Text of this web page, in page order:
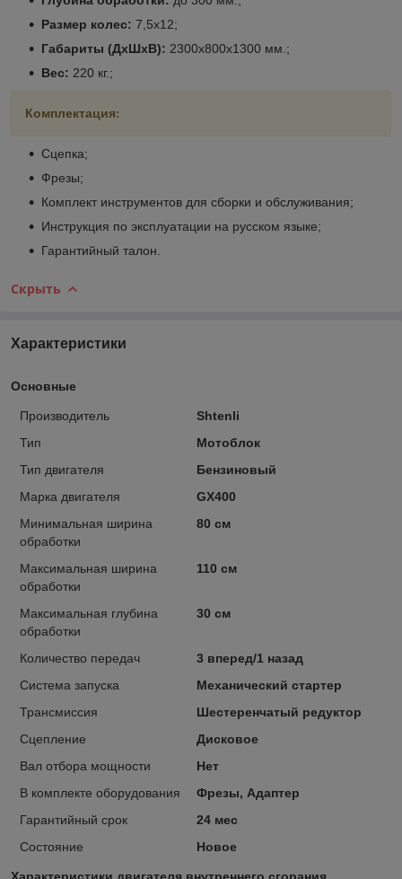
Размер колес: 7,5х12;
Габариты (ДхШхВ): 2300x800x1300 мм.;
Вес: 220 кг.;
Комплектация:
Сцепка;
Фрезы;
Комплект инструментов для сборки и обслуживания;
Инструкция по эксплуатации на русском языке;
Гарантийный талон.
Скрыть
Характеристики
Основные
Производитель
Shtenli
Тип
Мотоблок
Тип двигателя
Бензиновый
Марка двигателя
GX400
Минимальная ширина
обработки
80 см
Максимальная ширина
обработки
110 см
Максимальная глубина
обработки
30 см
Количество передач
3 вперед/1 назад
Система запуска
Механический стартер
Трансмиссия
Шестеренчатый редуктор
Сцепление
Дисковое
Вал отбора мощности
Нет
В комплекте оборудования
Фрезы, Адаптер
Гарантийный срок
24 мес
Состояние
Новое
Характеристики двигателя внутреннего сгорания